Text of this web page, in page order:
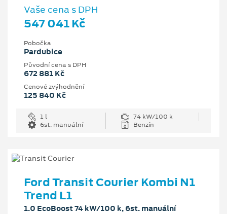
Vaše cena s DPH
547 041 Kč
Pobočka
Pardubice
Původní cena s DPH
672 881 Kč
Cenové zvýhodnění
125 840 Kč
1 l
74 kW/100 k
6st. manuální
Benzín
Ford Transit Courier Kombi N1
Trend L1
1.0 EcoBoost 74 kW/100 k, 6st. manuální